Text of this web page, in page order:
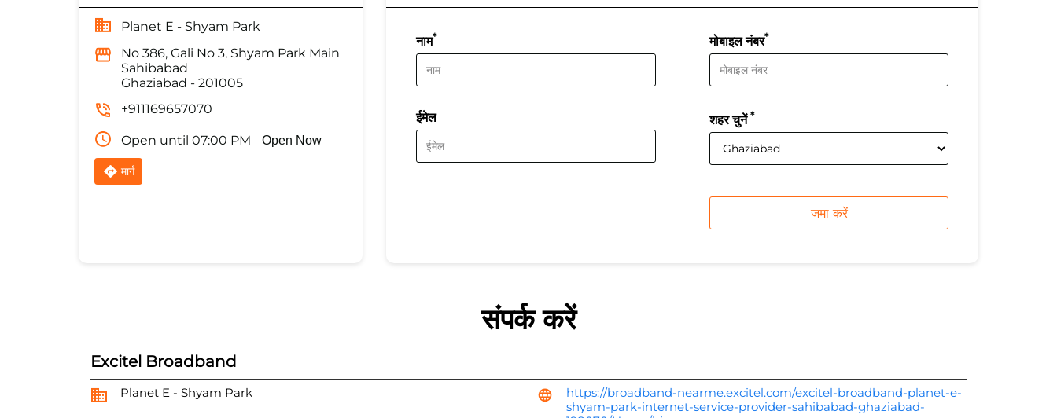
Planet E - Shyam Park
No 386, Gali No 3, Shyam Park Main
Sahibabad
Ghaziabad - 201005
+911169657070
Open until 07:00 PM Open Now
मार्ग
नाम*
ईमेल
मोबाइल नंबर*
शहर चुनें*
संपर्क करें
Excitel Broadband
Planet E - Shyam Park
https://broadband-nearme.excitel.com/excitel-broadband-planet-e-
shyam-park-internet-service-provider-sahibabad-ghaziabad-